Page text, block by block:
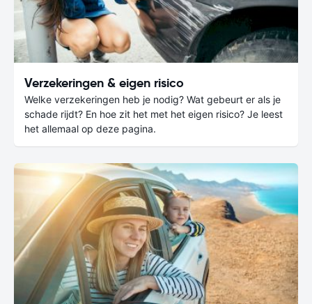
Verzekeringen & eigen risico
Welke verzekeringen heb je nodig? Wat gebeurt er als je
schade rijdt? En hoe zit het met het eigen risico? Je leest
het allemaal op deze pagina.